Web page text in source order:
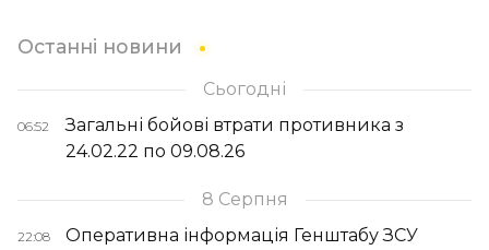
Останні новини
Сьогодні
06:52
Загальні бойові втрати противника з
24.02.22 по 09.08.26
8 Серпня
22:08
Оперативна інформація Генштабу ЗСУ